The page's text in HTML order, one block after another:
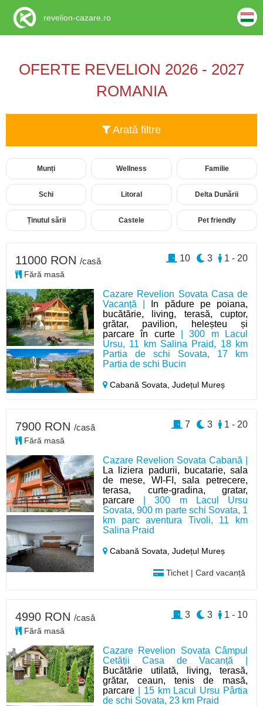
OFERTE REVELION 2026 - 2027
ROMANIA
Arată filtre
Munți Wellness Familie
Schi Litoral Delta Dunării
Ținutul sării Castele Pet friendly
Cazare Revelion Sovata Casa de
Vacanță |
In pădure pe poiana,
bucătărie, living, terasă, cuptor,
grătar, pavilion, heleșteu și
parcare în curte| 300 m Lacul
Ursu, 11 km Salina Praid, 18 km
Partia de schi Sovata, 17 km
Partia de schi Bucin
Cabană Sovata,Județul Mureș
11000 RON /casă
Fără masă
1 - 20
3
10
Cazare Revelion Sovata Cabană |
La liziera padurii, bucatarie, sala
de mese, WI-FI, sala petrecere,
terasa, curte-gradina, gratar,
parcare | 300 m Lacul Ursu
Sovata, 900 m parte schi Sovata, 1
km parc aventura Tivoli, 11 km
Salina Praid
Cabană Sovata,Județul Mureș
Tichet | Card vacanță
7900 RON /casă
Fără masă
1 - 20
3
7
Cazare Revelion Sovata Câmpul
Cetății Casa de Vacanță |
Bucătărie utilată, living, terasă,
grătar, ceaun, tenis de masă,
parcare | 15 km Lacul Ursu Pârtia
de schi Sovata, 23 km Praid
4990 RON /casă
Fără masă
1 - 10
3
3
revelion-cazare.ro